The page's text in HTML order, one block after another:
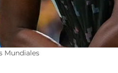
Mundiales